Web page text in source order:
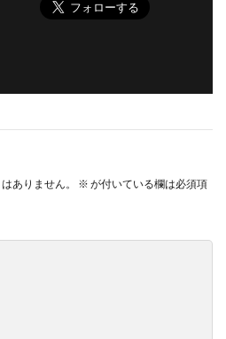
ありません。 ※ が付いている欄は必須項